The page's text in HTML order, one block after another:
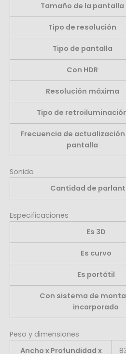
Tamaño de la pantalla
Tipo de resolución
Tipo de pantalla
Con HDR
Resolución máxima
Tipo de
Frecuencia de actualización
pantalla
Sonido
Cantidad de
Especificaciones
Es 3D
Es curvo
Es portátil
Con sistema de
incorporado
Peso y dimensiones
Ancho x Profundidad x